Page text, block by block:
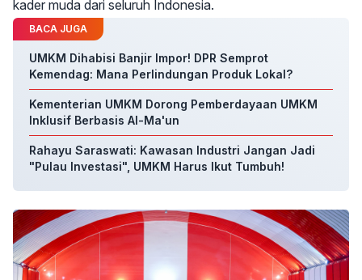
kader muda dari seluruh Indonesia.
BACA JUGA
UMKM Dihabisi Banjir Impor! DPR Semprot
Kemendag: Mana Perlindungan Produk Lokal?
Kementerian UMKM Dorong Pemberdayaan UMKM
Inklusif Berbasis Al-Ma'un
Rahayu Saraswati: Kawasan Industri Jangan Jadi
"Pulau Investasi", UMKM Harus Ikut Tumbuh!